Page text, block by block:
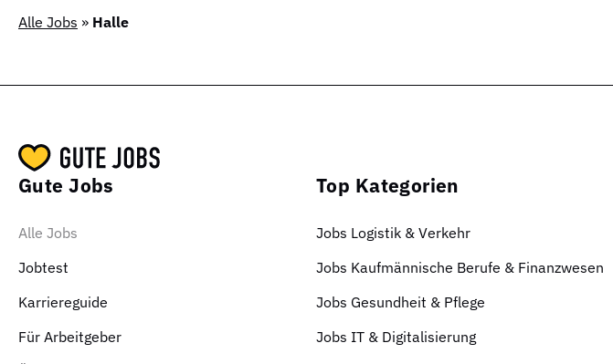
Alle Jobs » Halle
Gute Jobs
Alle Jobs
Jobtest
Karriereguide
Für Arbeitgeber
Top Kategorien
Jobs Logistik & Verkehr
Jobs Kaufmännische Berufe & Finanzwesen
Jobs Gesundheit & Pflege
Jobs IT & Digitalisierung